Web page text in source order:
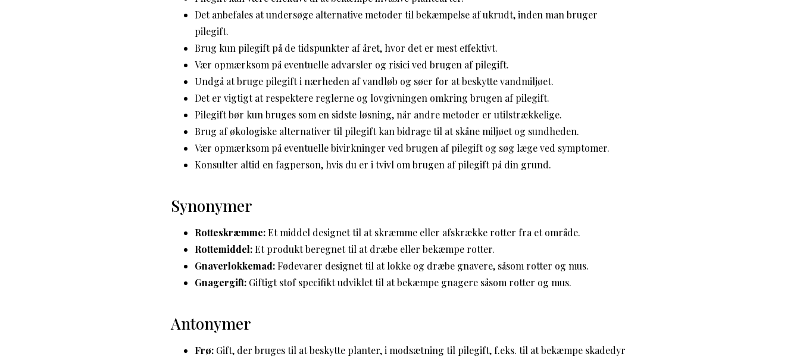
Det anbefales at undersøge alternative metoder til bekæmpelse af ukrudt, inden man bruger
pilegift.
Brug kun pilegift på de tidspunkter af året, hvor det er mest effektivt.
Vær opmærksom på eventuelle advarsler og risici ved brugen af pilegift.
Undgå at bruge pilegift i nærheden af vandløb og søer for at beskytte vandmiljøet.
Det er vigtigt at respektere reglerne og lovgivningen omkring brugen af pilegift.
Pilegift bør kun bruges som en sidste løsning, når andre metoder er utilstrækkelige.
Brug af økologiske alternativer til pilegift kan bidrage til at skåne miljøet og sundheden.
Vær opmærksom på eventuelle bivirkninger ved brugen af pilegift og søg læge ved symptomer.
Konsulter altid en fagperson, hvis du er i tvivl om brugen af pilegift på din grund.
Synonymer
Rotteskræmme:Et middel designet til at skræmme eller afskrække rotter fra et område.
Rottemiddel:Et produkt beregnet til at dræbe eller bekæmpe rotter.
Gnaverlokkemad:Fødevarer designet til at lokke og dræbe gnavere, såsom rotter og mus.
Gnagergift: Giftigt stof specifikt udviklet til at bekæmpe gnagere såsom rotter og mus.
Antonymer
Frø: Gift, der bruges til at beskytte planter, i modsætning til pilegift, f.eks. til at bekæmpe skadedyr